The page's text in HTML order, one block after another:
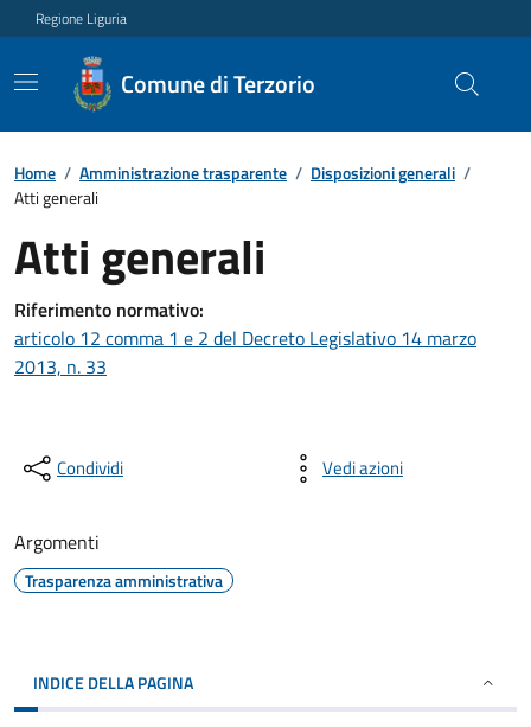
Regione Liguria
Comune di Terzorio
Home / Amministrazione trasparente / Disposizioni generali /
Atti generali
Atti generali
Riferimento normativo:
articolo 12 comma 1 e 2 del Decreto Legislativo 14 marzo
2013, n. 33
Condividi Vedi azioni
Argomenti
Trasparenza amministrativa
INDICE DELLA PAGINA